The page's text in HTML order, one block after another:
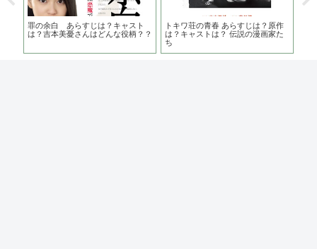
罪の余白 あらすじは？キャスト
は？吉本美憂さんはどんな役柄？？
トキワ荘の青春 あらすじは？原作
は？キャストは？ 伝説の漫画家た
ち